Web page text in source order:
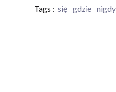
Tags : się gdzie nigdy